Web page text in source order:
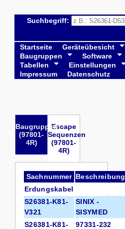
Suchbegriff:
Startseite
Geräteübesicht
Baugruppen
Software
Tabellen
Einstellungen
Impressum
Datenschutz
Baugruppen
(97801-
4R)
Escape
Sequenzen
(97801-
4R)
Sachnummer Beschreibung
Erdungskabel
S26381-K81-
V321
SINIX -
SISYMED
S26381-K81-
97331-232